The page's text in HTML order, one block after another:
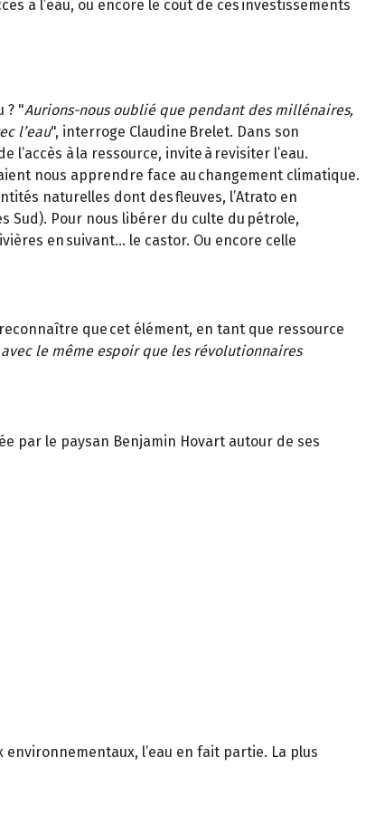
à l’eau, ou encore le coût de ces investissements
? "Aurions-nous oublié que pendant des millénaires,
l’eau", interroge Claudine Brelet. Dans son
à la ressource, invite à revisiter l’eau.
nous apprendre face au changement climatique.
naturelles dont des fleuves, l’Atrato en
Sud). Pour nous libérer du culte du pétrole,
en suivant… le castor. Ou encore celle
que cet élément, en tant que ressource
le même espoir que les révolutionnaires
par le paysan Benjamin Hovart autour de ses
environnementaux, l’eau en fait partie. La plus